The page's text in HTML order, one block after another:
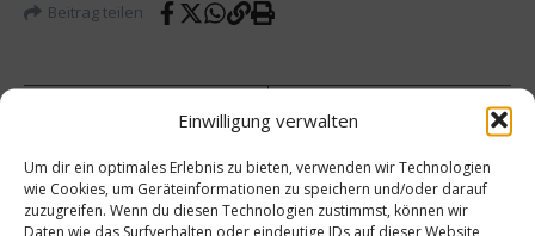
Einwilligung verwalten
Um dir ein optimales Erlebnis zu bieten, verwenden wir Technologien
wie Cookies, um Geräteinformationen zu speichern und/oder darauf
zuzugreifen. Wenn du diesen Technologien zustimmst, können wir
Daten wie das Surfverhalten oder eindeutige IDs auf dieser Website
Beitrag teilen
Koch
des
Jahres